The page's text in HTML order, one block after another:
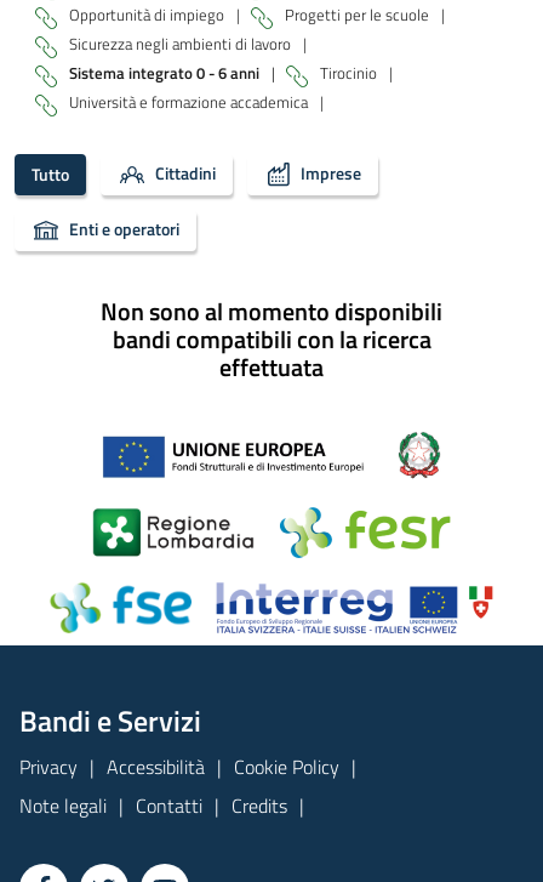
Opportunità di impiego | Progetti per le scuole |
Sicurezza negli ambienti di lavoro |
Sistema integrato 0 - 6 anni | Tirocinio |
Università e formazione accademica |
Tutto Cittadini Imprese
Enti e operatori
Non sono al momento disponibili
bandi compatibili con la ricerca
effettuata
Bandi e Servizi
Privacy Accessibilità
Cookie Policy
Note legali
Contatti Credits